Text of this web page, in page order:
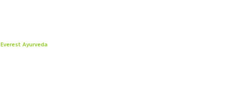
Everest Ayurveda